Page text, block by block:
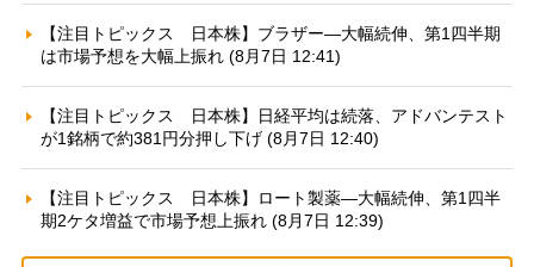
【注目トピックス 日本株】ブラザー—大幅続伸、第1四半期
は市場予想を大幅上振れ (8月7日 12:41)
【注目トピックス 日本株】日経平均は続落、アドバンテスト
が1銘柄で約381円分押し下げ (8月7日 12:40)
【注目トピックス 日本株】ロート製薬—大幅続伸、第1四半
期2ケタ増益で市場予想上振れ (8月7日 12:39)